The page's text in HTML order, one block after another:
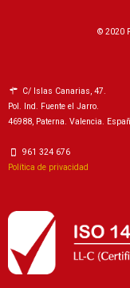
© 2020
C/ Islas Canarias, 47.
Pol. Ind. Fuente el Jarro.
46988, Paterna. Valencia.
961 324 676
Política de privacidad